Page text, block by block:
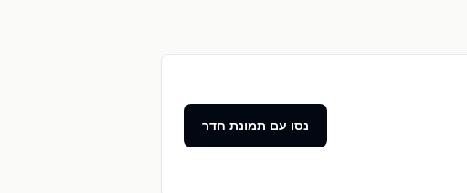
נסו עם תמונת חדר